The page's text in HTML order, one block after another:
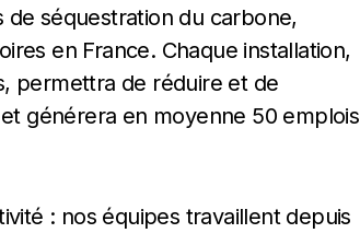
de séquestration du carbone,
en France. Chaque installation,
permettra de réduire et de
générera en moyenne 50 emplois
: nos équipes travaillent depuis